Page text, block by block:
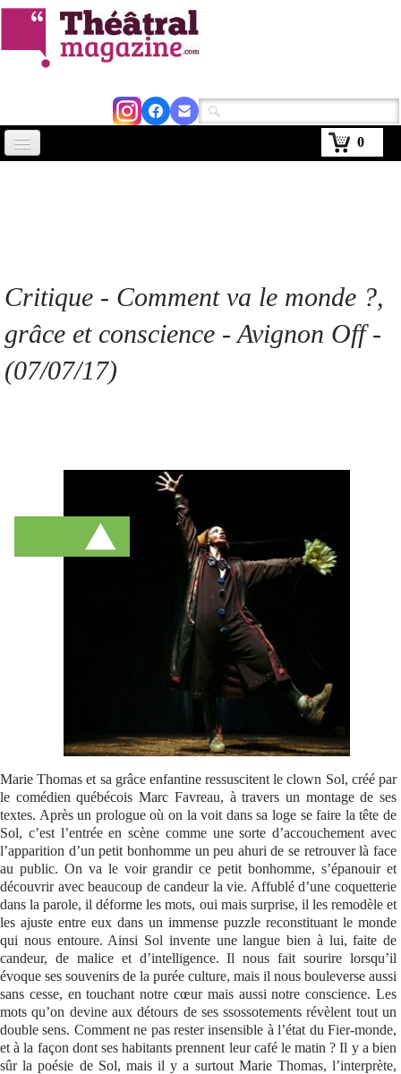
0
Agenda
▼
Critique - Comment va le monde ?,
grâce et conscience - Avignon Off -
(07/07/17)
Marie Thomas et sa grâce enfantine ressuscitent le clown Sol, créé par
le comédien québécois Marc Favreau, à travers un montage de ses
textes. Après un prologue où on la voit dans sa loge se faire la tête de
Sol, c’est l’entrée en scène comme une sorte d’accouchement avec
l’apparition d’un petit bonhomme un peu ahuri de se retrouver là face
au public. On va le voir grandir ce petit bonhomme, s’épanouir et
découvrir avec beaucoup de candeur la vie. Affublé d’une coquetterie
dans la parole, il déforme les mots, oui mais surprise, il les remodèle et
les ajuste entre eux dans un immense puzzle reconstituant le monde
qui nous entoure. Ainsi Sol invente une langue bien à lui, faite de
candeur, de malice et d’intelligence. Il nous fait sourire lorsqu’il
évoque ses souvenirs de la purée culture, mais il nous bouleverse aussi
sans cesse, en touchant notre cœur mais aussi notre conscience. Les
mots qu’on devine aux détours de ses ssossotements révèlent tout un
double sens. Comment ne pas rester insensible à l’état du Fier-monde,
et à la façon dont ses habitants prennent leur café le matin ? Il y a bien
sûr la poésie de Sol, mais il y a surtout Marie Thomas, l’interprète,